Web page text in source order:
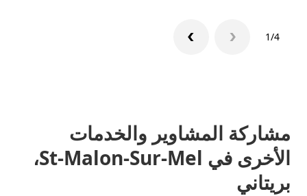
1/4
مشاركة المشاوير والخدمات
الأخرى في St-Malon-Sur-Mel،
بريتاني